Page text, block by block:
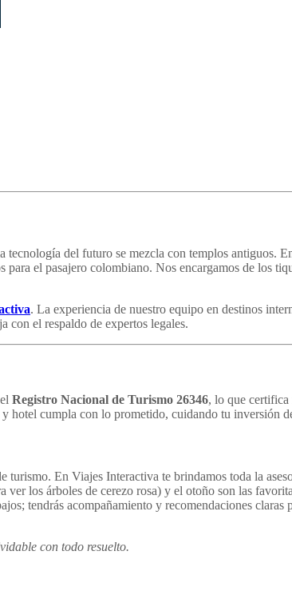
tecnología del futuro se mezcla con templos antiguos.
para el pasajero colombiano. Nos encargamos de los
. La experiencia de nuestro equipo en destinos
con el respaldo de expertos legales.
Registro Nacional de Turismo 26346, lo que certifica
y hotel cumpla con lo prometido, cuidando tu inversión
turismo. En Viajes Interactiva te brindamos toda la
ver los árboles de cerezo rosa) y el otoño son las
tendrás acompañamiento y recomendaciones
con todo resuelto.